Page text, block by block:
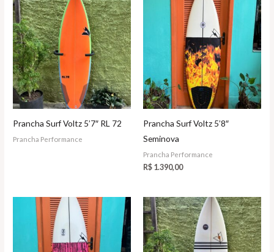
Prancha Surf Voltz 5’7″ RL 72
Prancha Performance
Prancha Surf Voltz 5’8″
Seminova
Prancha Performance
R$ 1.390,00